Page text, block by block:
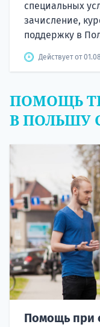
специальных
зачисление,
поддержку в
Действует от
ПОМОЩЬ
В ПОЛЬШУ
Помощь при